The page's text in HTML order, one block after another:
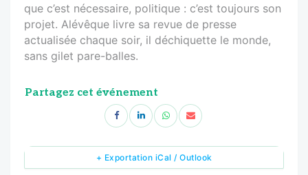
que c’est nécessaire, politique : c’est toujours son
projet. Alévêque livre sa revue de presse
actualisée chaque soir, il déchiquette le monde,
sans gilet pare-balles.
Partagez cet événement
+ Exportation iCal / Outlook